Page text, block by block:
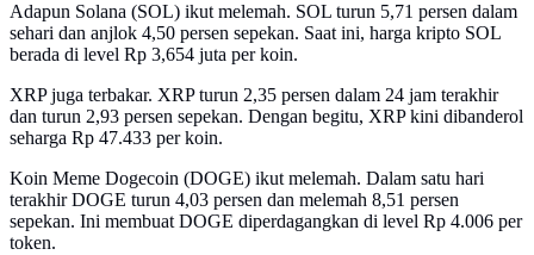
Adapun Solana (SOL) ikut melemah. SOL turun 5,71 persen dalam
sehari dan anjlok 4,50 persen sepekan. Saat ini, harga kripto SOL
berada di level Rp 3,654 juta per koin.
XRP juga terbakar. XRP turun 2,35 persen dalam 24 jam terakhir
dan turun 2,93 persen sepekan. Dengan begitu, XRP kini dibanderol
seharga Rp 47.433 per koin.
Koin Meme Dogecoin (DOGE) ikut melemah. Dalam satu hari
terakhir DOGE turun 4,03 persen dan melemah 8,51 persen
sepekan. Ini membuat DOGE diperdagangkan di level Rp 4.006 per
token.